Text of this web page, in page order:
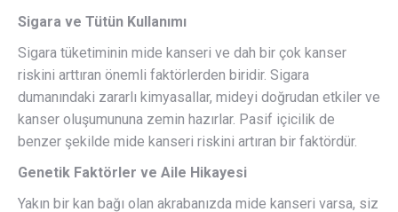
Sigara ve Tütün Kullanımı
Sigara tüketiminin mide kanseri ve dah bir çok kanser
riskini arttıran önemli faktörlerden biridir. Sigara
dumanındaki zararlı kimyasallar, mideyi doğrudan etkiler ve
kanser oluşumununa zemin hazırlar. Pasif içicilik de
benzer şekilde mide kanseri riskini artıran bir faktördür.
Genetik Faktörler ve Aile Hikayesi
Yakın bir kan bağı olan akrabanızda mide kanseri varsa, siz